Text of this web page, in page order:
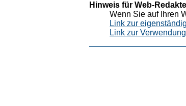
Hinweis für Web-
Wenn Sie auf Ihren
Link zur
Link zur